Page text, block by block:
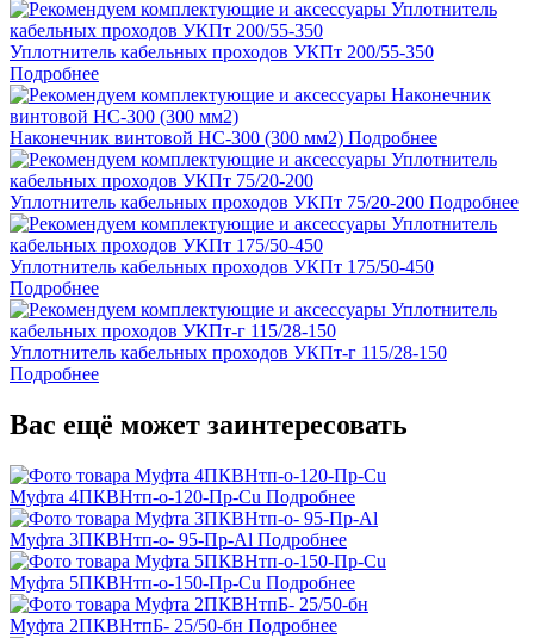
Уплотнитель кабельных проходов УКПт 200/55-350
Подробнее
Наконечник винтовой НС-300 (300 мм2) Подробнее
Уплотнитель кабельных проходов УКПт 75/20-200 Подробнее
Уплотнитель кабельных проходов УКПт 175/50-450
Подробнее
Уплотнитель кабельных проходов УКПт-г 115/28-150
Подробнее
Вас ещё может заинтересовать
Муфта 4ПКВНтп-о-120-Пр-Cu Подробнее
Муфта 3ПКВНтп-о- 95-Пр-Al Подробнее
Муфта 5ПКВНтп-о-150-Пр-Cu Подробнее
Муфта 2ПКВНтпБ- 25/50-бн Подробнее